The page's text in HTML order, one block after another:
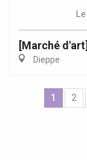
Le
[Marché d'art]
Dieppe
1 2